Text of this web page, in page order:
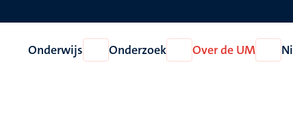
Onderwijs
Open
Onderwijs
Onderzoek
Open
Onderzoek
Over de UM
Open
Over